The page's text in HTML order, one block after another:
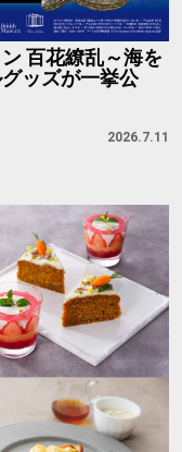
百花繚乱～海を
ッズが一挙公
2026.7.11